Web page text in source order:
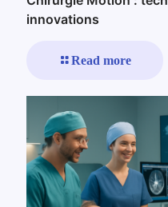
innovations
Read more